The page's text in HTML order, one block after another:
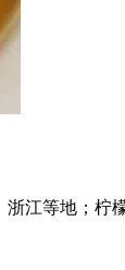
江等地；